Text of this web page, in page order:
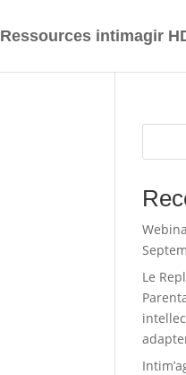
Ressources intimagir
Le